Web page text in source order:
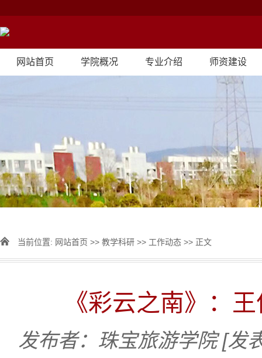
网站首页 学院概况 专业介绍 师资建设
当前位置: 网站首页 >> 教学科研 >> 工作动态 >> 正文
《彩云之南》：
发布者：珠宝旅游学院 [发